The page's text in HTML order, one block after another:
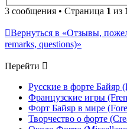
3 сообщения • Страница 1 из
Вернуться в «Отзывы,
remarks, questions)»
Перейти
Русские в форте Байяр
Французские игры
Форт Байяр в мире
Творчество о форте